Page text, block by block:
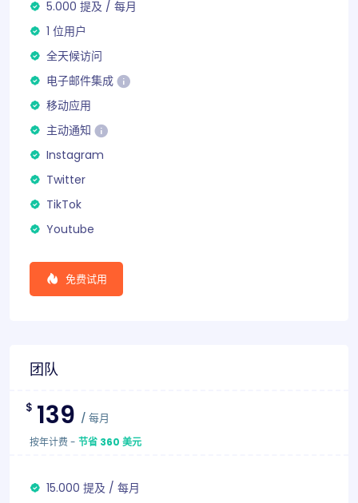
5.000 提及 / 每月
1 位用户
全天候访问
电子邮件集成
移动应用
主动通知
Instagram
Twitter
TikTok
Youtube
免费试用
团队
$ 139 / 每月
按年计费 - 节省 360 美元
15.000 提及 / 每月